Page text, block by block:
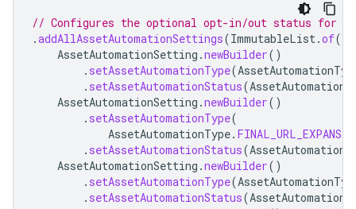
// Configures the optional opt-in/out status for
.addAllAssetAutomationSettings(ImmutableList.of(
AssetAutomationSetting .newBuilder()
. setAssetAutomationType(
. setAssetAutomationStatus(
AssetAutomationSetting .newBuilder()
. setAssetAutomationType(
AssetAutomationType.
. setAssetAutomationStatus(
AssetAutomationSetting .newBuilder()
. setAssetAutomationType(
. setAssetAutomationStatus(